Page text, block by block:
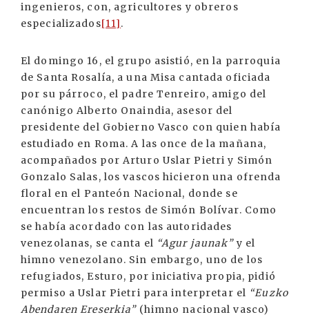
ingenieros, con, agricultores y obreros
especializados[11].
El domingo 16, el grupo asistió, en la parroquia
de Santa Rosalía, a una Misa cantada oficiada
por su párroco, el padre Tenreiro, amigo del
canónigo Alberto Onaindia, asesor del
presidente del Gobierno Vasco con quien había
estudiado en Roma. A las once de la mañana,
acompañados por Arturo Uslar Pietri y Simón
Gonzalo Salas, los vascos hicieron una ofrenda
floral en el Panteón Nacional, donde se
encuentran los restos de Simón Bolívar. Como
se había acordado con las autoridades
venezolanas, se canta el “Agur jaunak”y el
himno venezolano. Sin embargo, uno de los
refugiados, Esturo, por iniciativa propia, pidió
permiso a Uslar Pietri para interpretar el “Euzko
Abendaren Ereserkia” (himno nacional vasco)